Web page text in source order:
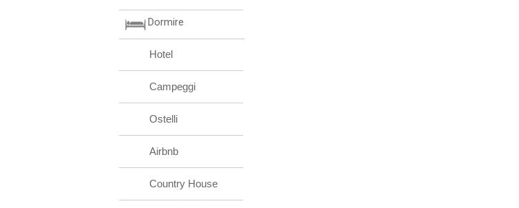
Dormire
Hotel
Campeggi
Ostelli
Airbnb
Country House